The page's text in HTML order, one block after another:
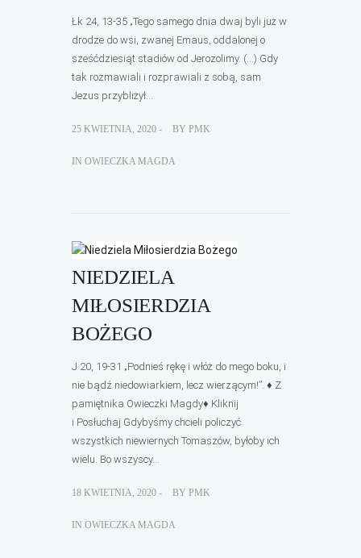
Łk 24, 13-35 „Tego samego dnia dwaj byli już w
drodze do wsi, zwanej Emaus, oddalonej o
sześćdziesiąt stadiów od Jerozolimy. (…) Gdy
tak rozmawiali i rozprawiali z sobą, sam
Jezus przybliżył...
25 KWIETNIA, 2020 - BY PMK
IN OWIECZKA MAGDA
NIEDZIELA
MIŁOSIERDZIA
BOŻEGO
J 20, 19-31 „Podnieś rękę i włóż do mego boku, i
nie bądź niedowiarkiem, lecz wierzącym!”. ♦ Z
pamiętnika Owieczki Magdy♦ Kliknij
i Posłuchaj Gdybyśmy chcieli policzyć
wszystkich niewiernych Tomaszów, byłoby ich
wielu. Bo wszyscy...
18 KWIETNIA, 2020 - BY PMK
IN OWIECZKA MAGDA